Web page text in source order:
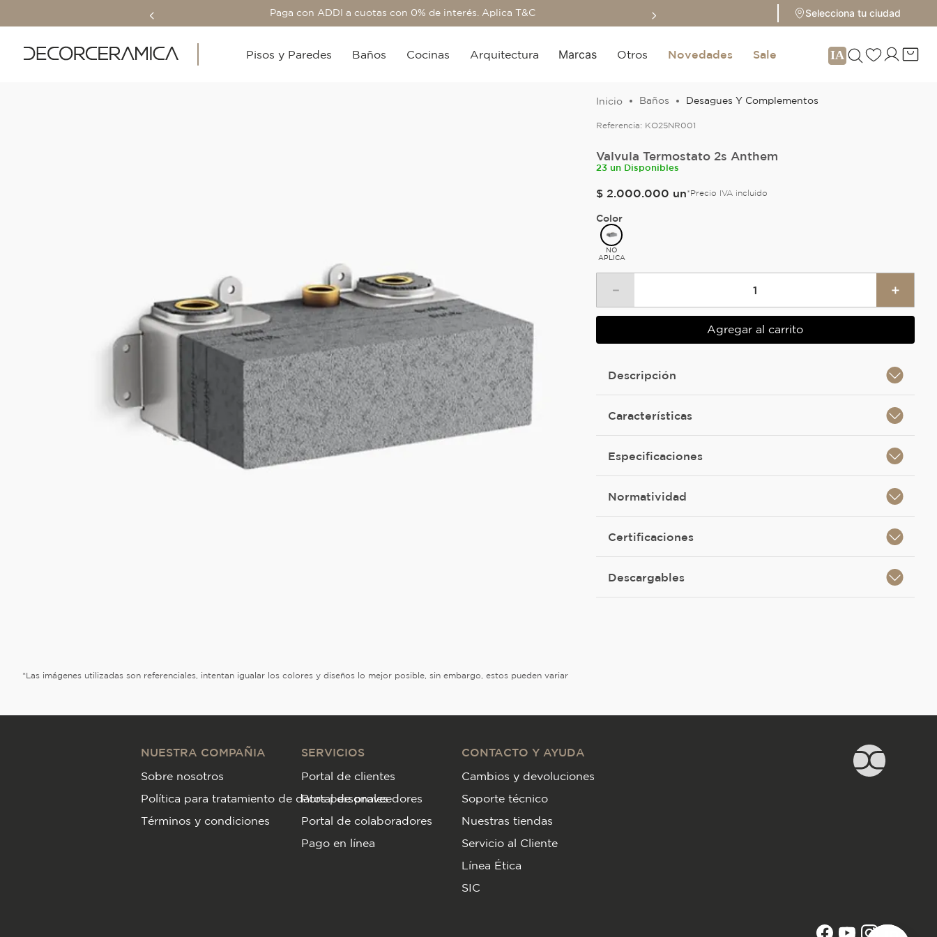
Paga con ADDI a cuotas con 0% de interés. Aplica T&C Sale hasta 70%
Selecciona tu ciudad
Pisos y Paredes Baños Cocinas Arquitectura Marcas Otros Novedades Sale
*Las imágenes utilizadas son referenciales, intentan igualar los colores y diseños lo mejor posible, sin embargo, estos pueden variar
Baños Desagues Y Complementos
Referencia: KO25NR001
Valvula Termostato 2s Anthem
23 un Disponibles
$ 2.000.000 un*Precio IVA incluido
Color
NO
APLICA
＋
－
Agregar al carrito
Descripción
Características
Especificaciones
Normatividad
Certificaciones
Descargables
NUESTRA COMPAÑIA
Sobre nosotros
Política para tratamiento de datos personales
Términos y condiciones
SERVICIOS
Portal de clientes
Portal de proveedores
Portal de colaboradores
Pago en línea
CONTACTO Y AYUDA
Cambios y devoluciones
Soporte técnico
Nuestras tiendas
Servicio al Cliente
Línea Ética
SIC